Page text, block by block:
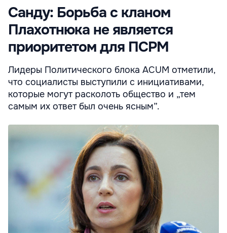
Санду: Борьба с кланом
Плахотнюка не является
приоритетом для ПСРМ
Лидеры Политического блока ACUM отметили,
что социалисты выступили с инициативами,
которые могут расколоть общество и „тем
самым их ответ был очень ясным”.